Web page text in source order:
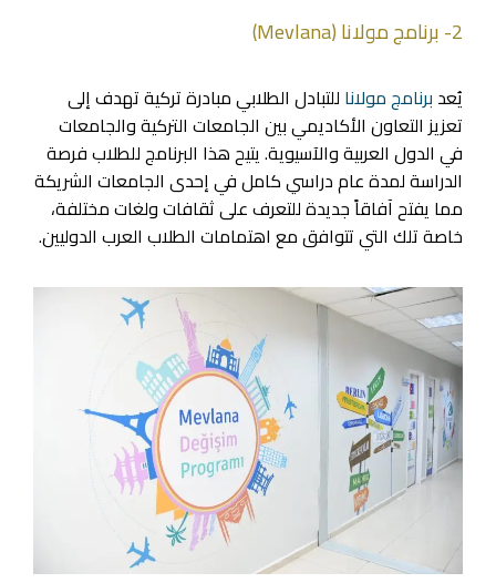
2- برنامج مولانا (Mevlana)
يُعد برنامج مولانا للتبادل الطلابي مبادرة تركية تهدف إلى
تعزيز التعاون الأكاديمي بين الجامعات التركية والجامعات
في الدول العربية والآسيوية. يتيح هذا البرنامج للطلاب فرصة
الدراسة لمدة عام دراسي كامل في إحدى الجامعات الشريكة
مما يفتح آفاقاً جديدة للتعرف على ثقافات ولغات مختلفة،
خاصة تلك التي تتوافق مع اهتمامات الطلاب العرب الدوليين.